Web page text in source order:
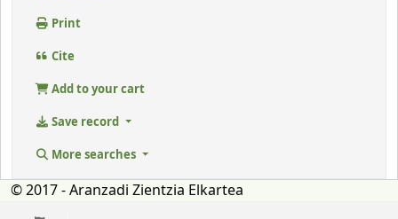
Print
Cite
Add to your cart
Save record
More searches
© 2017 - Aranzadi Zientzia Elkartea